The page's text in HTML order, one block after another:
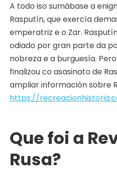
A todo iso sumábase a
Rasputín, que exercía
emperatriz e o Zar.
odiado por gran parte da
nobreza e a burguesía.
finalizou co asasinato de
ampliar información sobre
https://
Que foi a
Rusa?